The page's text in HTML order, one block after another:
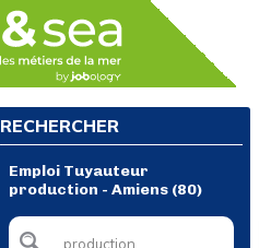
RECHERCHER
Emploi Tuyauteur
production - Amiens (80)